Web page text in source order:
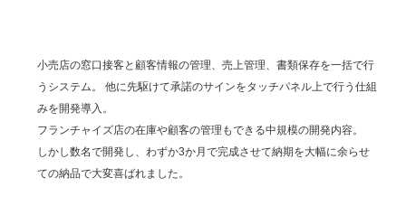
小売店の窓口接客と顧客情報の管理、売上管理、書類保存を一括で行
うシステム。 他に先駆けて承諾のサインをタッチパネル上で行う仕組
みを開発導入。
フランチャイズ店の在庫や顧客の管理もできる中規模の開発内容。
しかし数名で開発し、わずか3か月で完成させて納期を大幅に余らせ
ての納品で大変喜ばれました。